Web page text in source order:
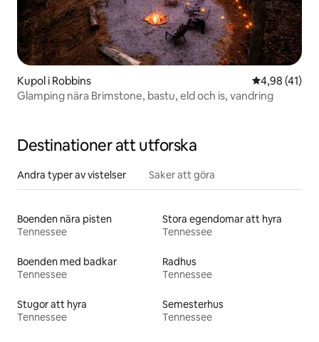
Kupol i Robbins 4,98 av 5 i
4,98 (41)
Glamping nära Brimstone, bastu, eld och is, vandring
Destinationer att utforska
Andra typer av vistelser Saker att göra
Boenden nära pisten
Tennessee
Stora egendomar att hyra
Tennessee
Boenden med badkar
Tennessee
Radhus
Tennessee
Stugor att hyra
Tennessee
Semesterhus
Tennessee